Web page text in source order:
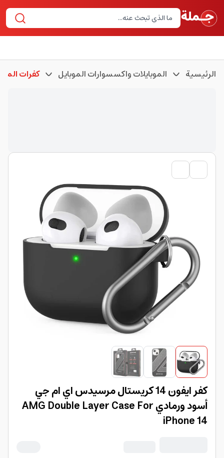
الرئيسية الموبايلات واكسسوارات الموبايل كفرات
كفر ايفون 14 كريستال مرسيدس اي ام جي
أسود ورمادي AMG Double Layer Case For
iPhone 14